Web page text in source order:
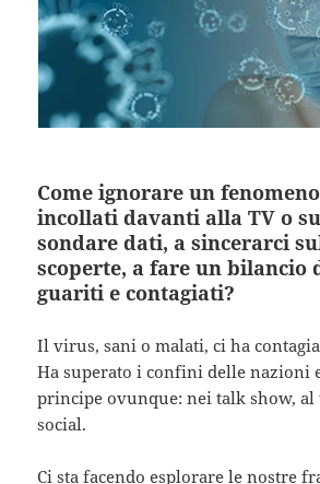
Come ignorare un
incollati davanti alla TV o
sondare dati, a sincerarci
scoperte, a fare un bilancio
guariti e contagiati?
Il virus, sani o malati, ci ha
Ha superato i confini delle nazioni
principe ovunque: nei talk show,
social.
Ci sta facendo esplorare le nostre